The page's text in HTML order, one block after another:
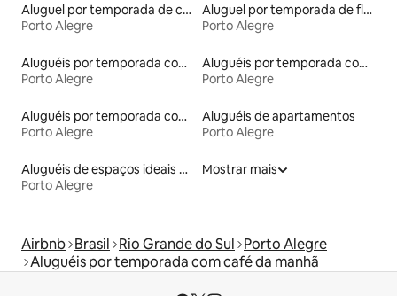
Aluguel por temporada de casas de hóspedes
Porto Alegre
Aluguel por temporada de flats
Porto Alegre
Aluguéis por temporada com banheira de hidromassagem
Porto Alegre
Aluguéis por temporada com suítes privativas
Porto Alegre
Aluguéis por temporada com sauna
Porto Alegre
Aluguéis de apartamentos
Porto Alegre
Aluguéis de espaços ideais para famílias
Porto Alegre
Mostrar mais
Airbnb Brasil Rio Grande do Sul Porto Alegre
Aluguéis por temporada com café da manhã